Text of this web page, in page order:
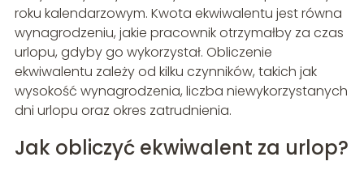
roku kalendarzowym. Kwota ekwiwalentu jest równa
wynagrodzeniu, jakie pracownik otrzymałby za czas
urlopu, gdyby go wykorzystał. Obliczenie
ekwiwalentu zależy od kilku czynników, takich jak
wysokość wynagrodzenia, liczba niewykorzystanych
dni urlopu oraz okres zatrudnienia.
Jak obliczyć ekwiwalent za urlop?